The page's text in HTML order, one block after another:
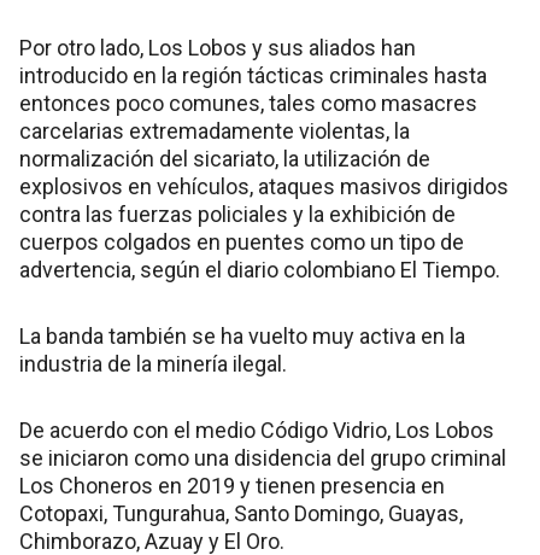
Por otro lado, Los Lobos y sus aliados han
introducido en la región tácticas criminales hasta
entonces poco comunes, tales como masacres
carcelarias extremadamente violentas, la
normalización del sicariato, la utilización de
explosivos en vehículos, ataques masivos dirigidos
contra las fuerzas policiales y la exhibición de
cuerpos colgados en puentes como un tipo de
advertencia, según el diario colombiano El Tiempo.
La banda también se ha vuelto muy activa en la
industria de la minería ilegal.
De acuerdo con el medio Código Vidrio, Los Lobos
se iniciaron como una disidencia del grupo criminal
Los Choneros en 2019 y tienen presencia en
Cotopaxi, Tungurahua, Santo Domingo, Guayas,
Chimborazo, Azuay y El Oro.